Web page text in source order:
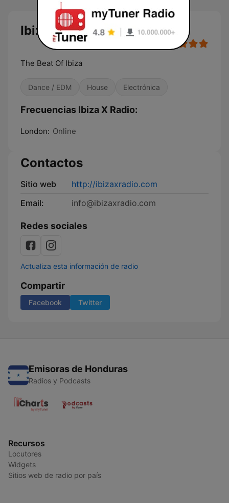
Ibiza X Radio
The Beat Of Ibiza
Dance / EDM House Electrónica
Frecuencias Ibiza X Radio:
London: Online
Contactos
Sitio web
http://ibizaxradio.com
Email:
info@ibizaxradio.com
Redes sociales
Actualiza esta información de radio
Compartir
Facebook Twitter
Emisoras de Honduras
Radios y Podcasts
Recursos
Locutores
Widgets
Sitios web de radio por país